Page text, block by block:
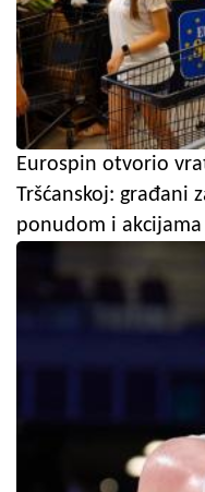
Eurospin otvorio
Tršćanskoj: građani
ponudom i akcijama